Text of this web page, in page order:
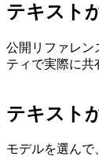
テキスト
公開リファレン
ティで実際に共
テキスト
モデルを選んで